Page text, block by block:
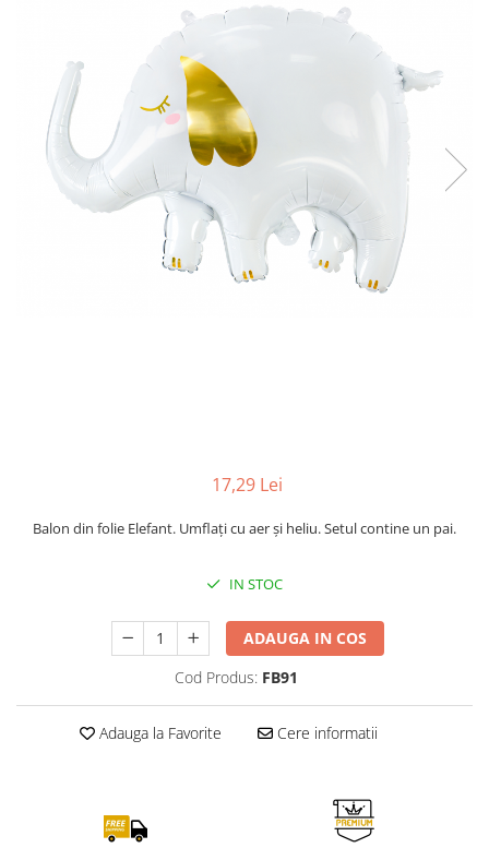
17,29 Lei
Balon din folie Elefant. Umflați cu aer și heliu. Setul contine un pai.
IN STOC
ADAUGA IN COS
Cod Produs: FB91
Adauga la Favorite Cere informatii